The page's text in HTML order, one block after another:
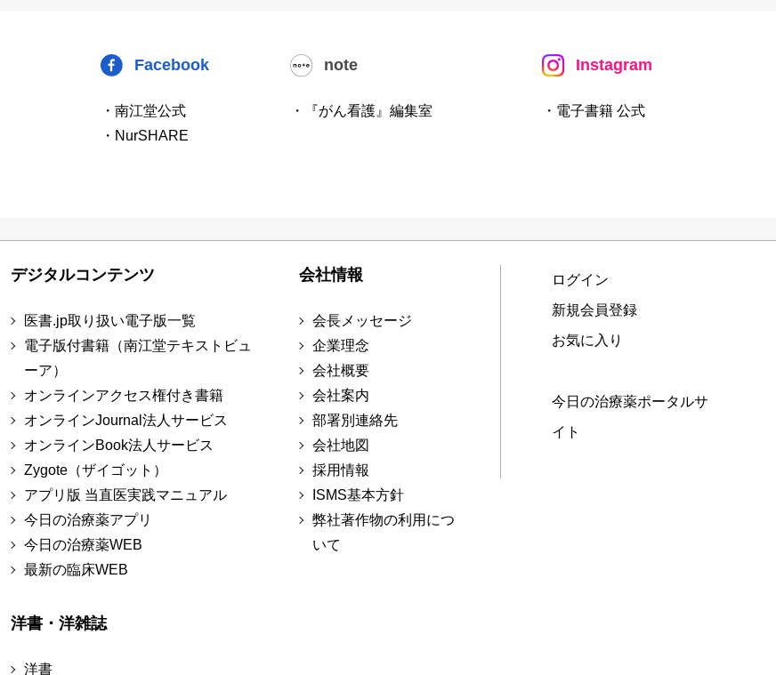
Facebook
・南江堂公式
・NurSHARE
note
・『がん看護』編集室
Instagram
・電子書籍 公式
デジタルコンテンツ
医書.jp取り扱い電子版一覧
電子版付書籍（南江堂テキストビュ
ーア）
オンラインアクセス権付き書籍
オンラインJournal法人サービス
オンラインBook法人サービス
Zygote（ザイゴット）
アプリ版 当直医実践マニュアル
今日の治療薬アプリ
今日の治療薬WEB
最新の臨床WEB
洋書・洋雑誌
洋書
会社情報
会長メッセージ
企業理念
会社概要
会社案内
部署別連絡先
会社地図
採用情報
ISMS基本方針
弊社著作物の利用につ
いて
ログイン
新規会員登録
お気に入り
今日の治療薬ポータルサ
イト